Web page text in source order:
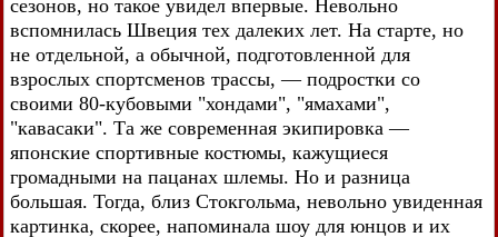
сезонов, но такое увидел впервые. Невольно
вспомнилась Швеция тех далеких лет. На старте, но
не отдельной, а обычной, подготовленной для
взрослых спортсменов трассы, — подростки со
своими 80-кубовыми "хондами", "ямахами",
"кавасаки". Та же современная экипировка —
японские спортивные костюмы, кажущиеся
громадными на пацанах шлемы. Но и разница
большая. Тогда, близ Стокгольма, невольно увиденная
картинка, скорее, напоминала шоу для юнцов и их